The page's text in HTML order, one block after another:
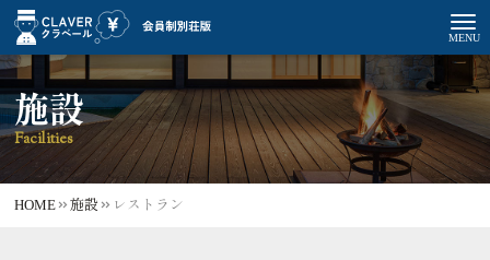
施設
Facilities
HOME 施設 レストラン